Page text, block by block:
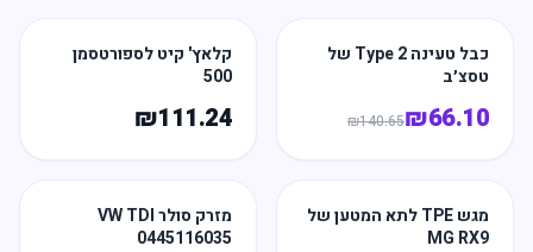
כבל טעינה Type 2 של
טסצ׳ב
₪66.10
₪140.65
קלאץ' קיט לספורטסמן
500
₪111.24
מגש TPE לתא המטען של
MG RX9
מזרק סולר VW TDI
0445116035